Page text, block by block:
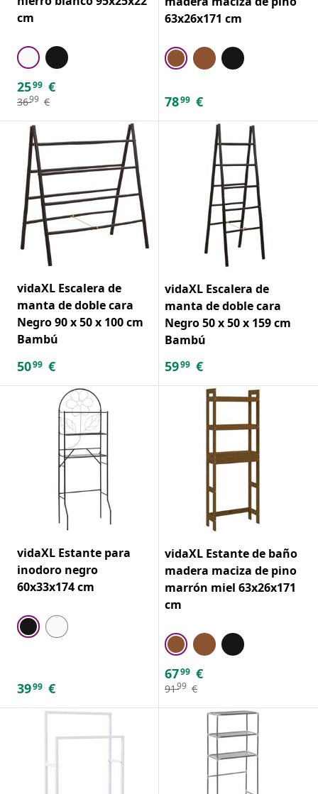
cm
2599 €
3699 €
63x26x171 cm
7899 €
vidaXL Escalera de
manta de doble cara
Negro 90 x 50 x 100 cm
Bambú
5099 €
vidaXL Escalera de
manta de doble cara
Negro 50 x 50 x 159 cm
Bambú
5999 €
vidaXL Estante para
inodoro negro
60x33x174 cm
3999 €
vidaXL Estante de baño
madera maciza de pino
marrón miel 63x26x171
cm
6799 €
9199 €